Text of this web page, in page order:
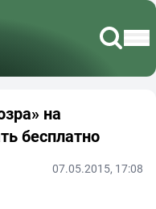
на
бесплатно
07.05.2015, 17:08